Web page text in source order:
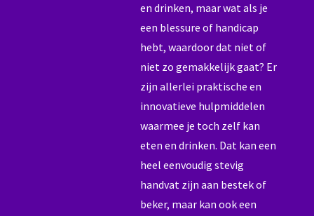
en drinken, maar wat als je
een blessure of handicap
hebt, waardoor dat niet of
niet zo gemakkelijk gaat? Er
zijn allerlei praktische en
innovatieve hulpmiddelen
waarmee je toch zelf kan
eten en drinken. Dat kan een
heel eenvoudig stevig
handvat zijn aan bestek of
beker, maar kan ook een